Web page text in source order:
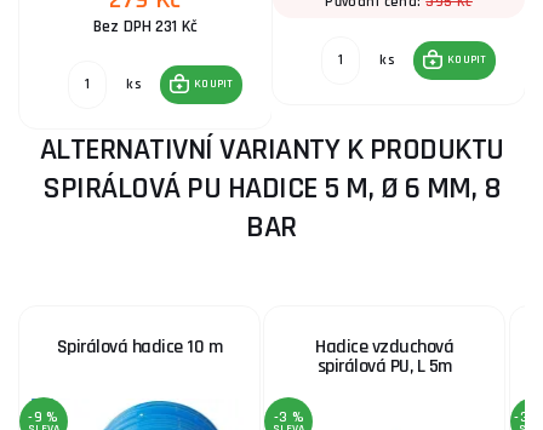
Bez DPH 231 Kč
ks KOUPIT
ks KOUPIT
ALTERNATIVNÍ VARIANTY K PRODUKTU
SPIRÁLOVÁ PU HADICE 5 M, Ø 6 MM, 8
BAR
Spirálová hadice 10 m
-9 %
Hadice vzduchová
spirálová PU, L 5m
-3 % -30